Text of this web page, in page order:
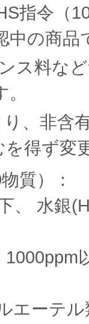
指令（
中の商品
ス料な
、非含
得ず変
質）：
、 水銀
エーテ